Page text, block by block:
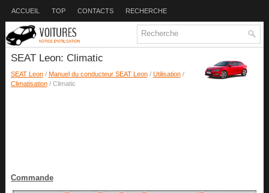
ACCUEIL TOP CONTACTS RECHERCHE
SEAT Leon: Climatic
SEAT Leon/ Manuel du conducteur SEAT Leon/ Utilisation/
Climatisation/ Climatic
Commande